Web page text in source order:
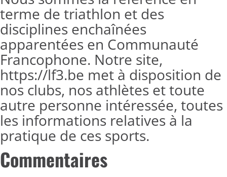
terme de triathlon et des
disciplines enchaînées
apparentées en Communauté
Francophone. Notre site,
https://lf3.be met à disposition de
nos clubs, nos athlètes et toute
autre personne intéressée, toutes
les informations relatives à la
pratique de ces sports.
Commentaires